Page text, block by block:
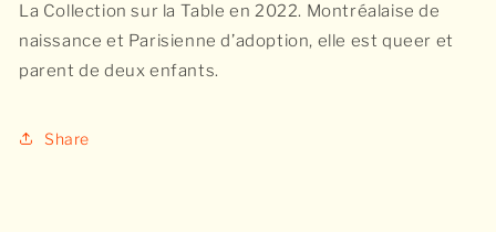
La Collection sur la Table en 2022. Montréalaise de
naissance et Parisienne d’adoption, elle est queer et
parent de deux enfants.
Share